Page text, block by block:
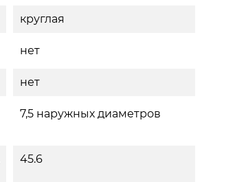
круглая
нет
нет
7,5 наружных диаметров
45.6